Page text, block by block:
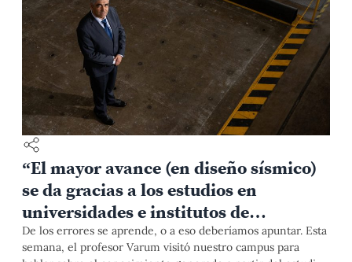
“El mayor avance (en diseño sísmico)
se da gracias a los estudios en
universidades e institutos de
investigación”
De los errores se aprende, o a eso deberíamos apuntar. Esta
semana, el profesor Varum visitó nuestro campus para